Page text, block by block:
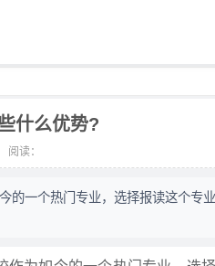
什么优势?
阅读：
一个热门专业，选择报读这个专